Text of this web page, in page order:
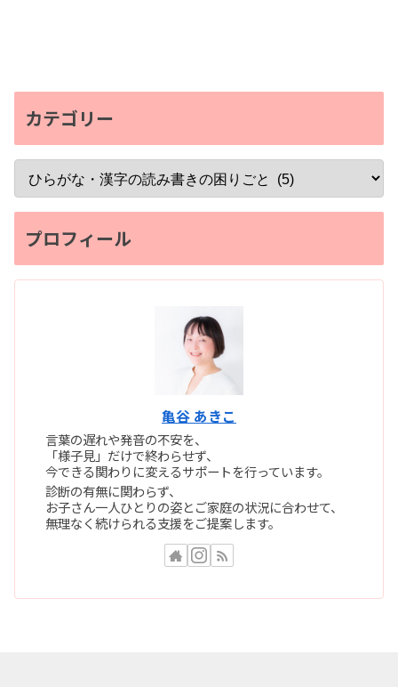
カテゴリー
プロフィール
亀谷 あきこ
言葉の遅れや発音の不安を、
「様子見」だけで終わらせず、
今できる関わりに変えるサポートを行っています。
診断の有無に関わらず、
お子さん一人ひとりの姿とご家庭の状況に合わせて、
無理なく続けられる支援をご提案します。